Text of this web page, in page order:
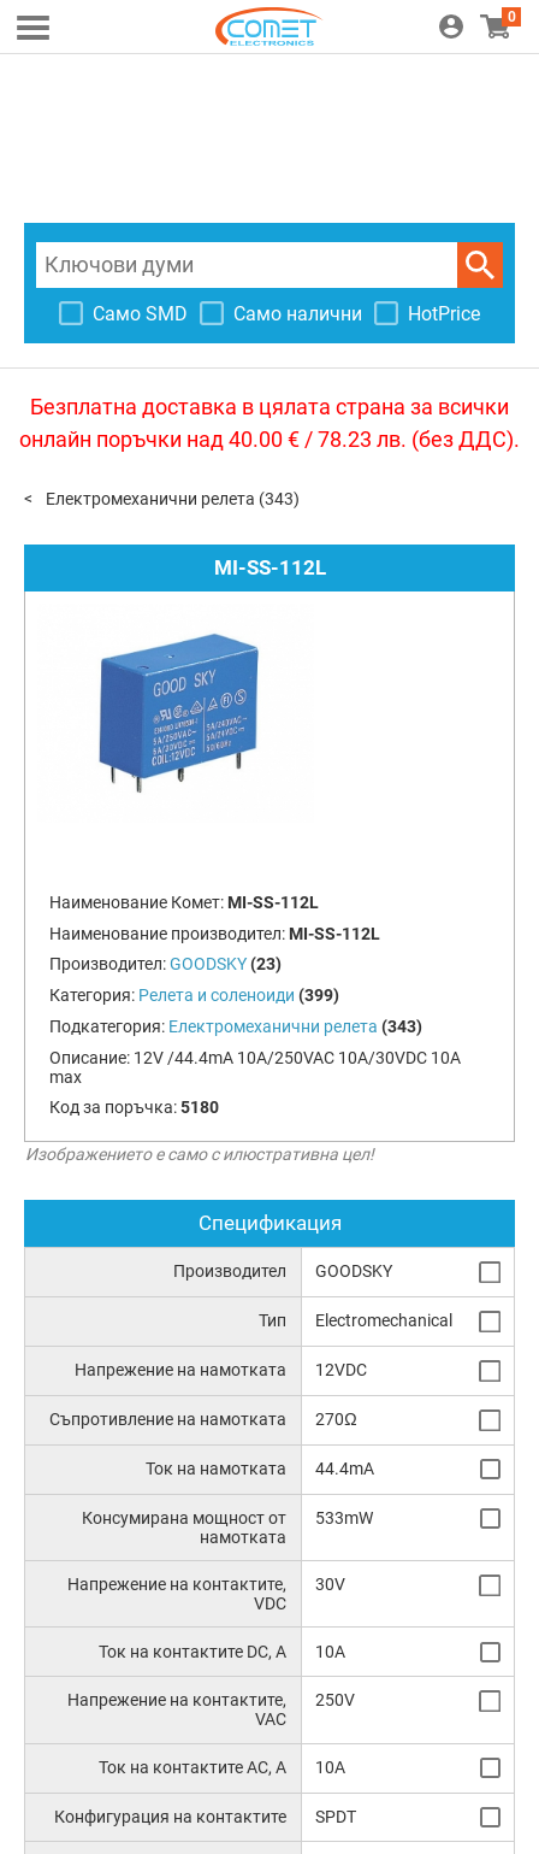
0
Само SMD Само налични HotPrice
Безплатна доставка в цялата страна за всички
онлайн поръчки над 40.00 € / 78.23 лв. (без ДДС).
Електромеханични релета (343)
MI-SS-112L
Наименование Комет: MI-SS-112L
Наименование производител: MI-SS-112L
Производител:GOODSKY (23)
Категория: Релета и соленоиди (399)
Подкатегория: Електромеханични релета (343)
Описание: 12V /44.4mA 10A/250VAC 10A/30VDC 10A
max
Код за поръчка:5180
Изображението е само с илюстративна цел!
Спецификация
Производител GOODSKY
Тип Electromechanical
Напрежение на намотката 12VDC
Съпротивление на намотката 270Ω
Ток на намотката 44.4mA
Консумирана мощност от
намотката
533mW
Напрежение на контактите,
VDC
30V
Ток на контактите DC, A 10A
Напрежение на контактите,
VAC
250V
Ток на контактите AC, A 10A
Конфигурация на контактите SPDT